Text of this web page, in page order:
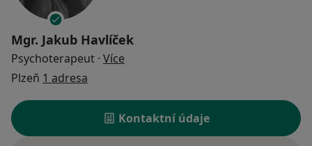
Mgr. Jakub Havlíček
Psychoterapeut · Více
Plzeň 1 adresa
Kontaktní údaje